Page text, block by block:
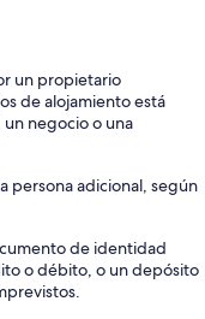
un propietario
de alojamiento está
negocio o una
persona adicional, según
de identidad
o débito, o un depósito